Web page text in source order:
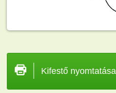
Kifestő nyomtatása